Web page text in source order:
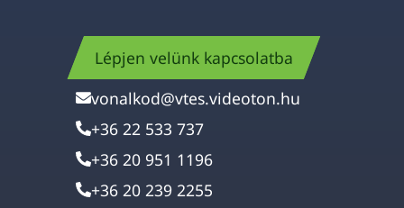
Lépjen velünk kapcsolatba
vonalkod@vtes.videoton.hu
+36 22 533 737
+36 20 951 1196
+36 20 239 2255